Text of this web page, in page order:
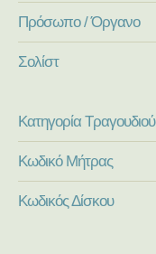
Πρόσωπο / Όργανο
Σολίστ
Κατηγορία Τραγουδιού
Κωδικό Μήτρας
Κωδικός Δίσκου